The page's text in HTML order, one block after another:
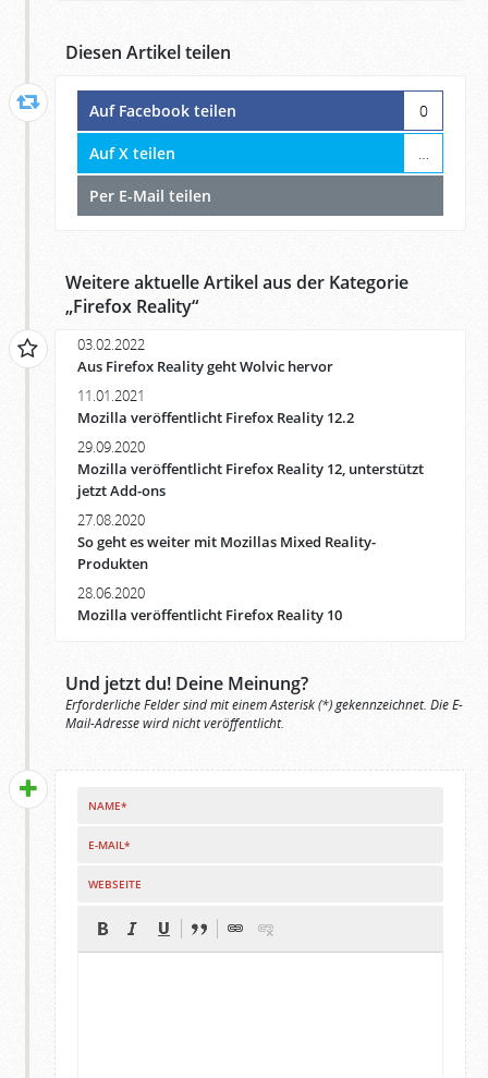
Diesen Artikel teilen
Auf Facebook teilen 0
Auf X teilen
Per E-Mail teilen
Weitere aktuelle Artikel aus der Kategorie
„Firefox Reality“
03.02.2022
Aus Firefox Reality geht Wolvic hervor
11.01.2021
Mozilla veröffentlicht Firefox Reality 12.2
29.09.2020
Mozilla veröffentlicht Firefox Reality 12, unterstützt
jetzt Add-ons
27.08.2020
So geht es weiter mit Mozillas Mixed Reality-
Produkten
28.06.2020
Mozilla veröffentlicht Firefox Reality 10
Und jetzt du! Deine Meinung?
Erforderliche Felder sind mit einem Asterisk (*) gekennzeichnet. Die E-
Mail-Adresse wird nicht veröffentlicht.
NAME*
E-MAIL*
WEBSEITE